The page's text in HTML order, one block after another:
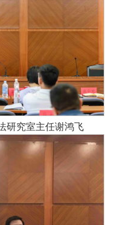
研究室主任谢鸿飞